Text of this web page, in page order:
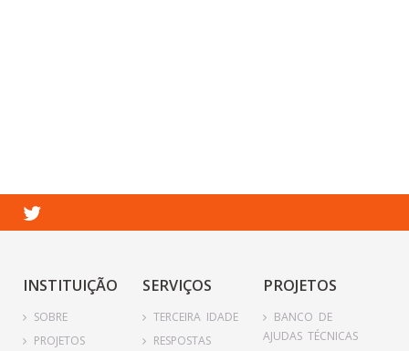
INSTITUIÇÃO
SOBRE
PROJETOS
SERVIÇOS
TERCEIRA IDADE
RESPOSTAS
PROJETOS
BANCO DE
AJUDAS TÉCNICAS